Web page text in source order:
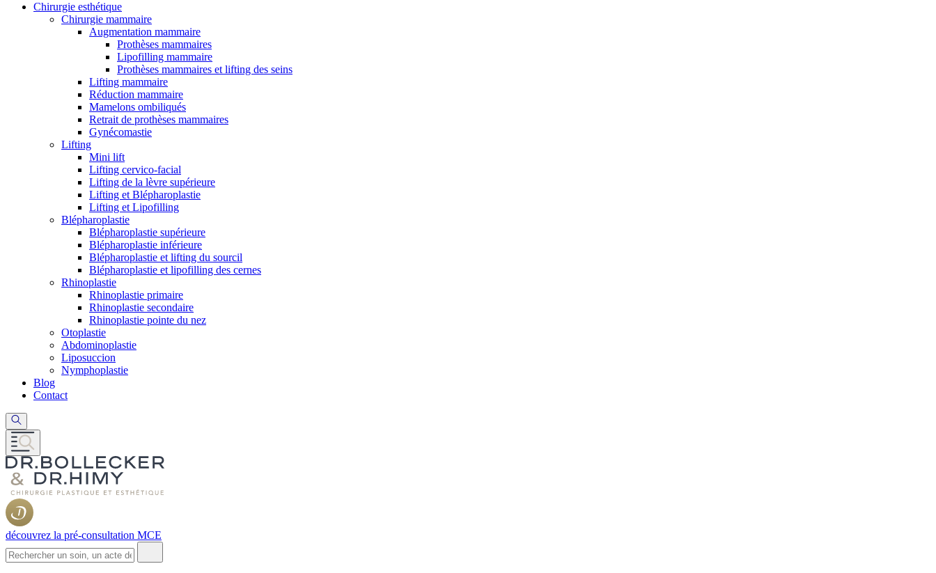
Chirurgie esthétique
Chirurgie mammaire
Augmentation mammaire
Prothèses mammaires
Lipofilling mammaire
Prothèses mammaires et lifting des seins
Lifting mammaire
Réduction mammaire
Mamelons ombiliqués
Retrait de prothèses mammaires
Gynécomastie
Lifting
Mini lift
Lifting cervico-facial
Lifting de la lèvre supérieure
Lifting et Blépharoplastie
Lifting et Lipofilling
Blépharoplastie
Blépharoplastie supérieure
Blépharoplastie inférieure
Blépharoplastie et lifting du sourcil
Blépharoplastie et lipofilling des cernes
Rhinoplastie
Rhinoplastie primaire
Rhinoplastie secondaire
Rhinoplastie pointe du nez
Otoplastie
Abdominoplastie
Liposuccion
Nymphoplastie
Blog
Contact
découvrez la pré-consultation MCE